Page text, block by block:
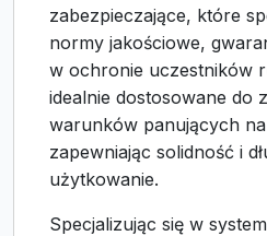
zabezpieczające, które
normy jakościowe,
w ochronie uczestników
idealnie dostosowane do
warunków panujących
zapewniając solidność i
użytkowanie.
Specjalizując się w